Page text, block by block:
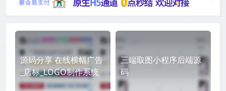
源码分享 在线横幅广告
_店标_LOGO制作系统
三端取图小程序后端源
码